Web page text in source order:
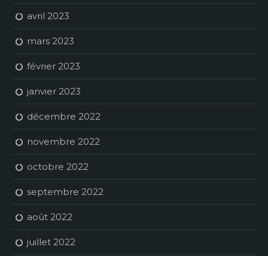
avril 2023
mars 2023
février 2023
janvier 2023
décembre 2022
novembre 2022
octobre 2022
septembre 2022
août 2022
juillet 2022